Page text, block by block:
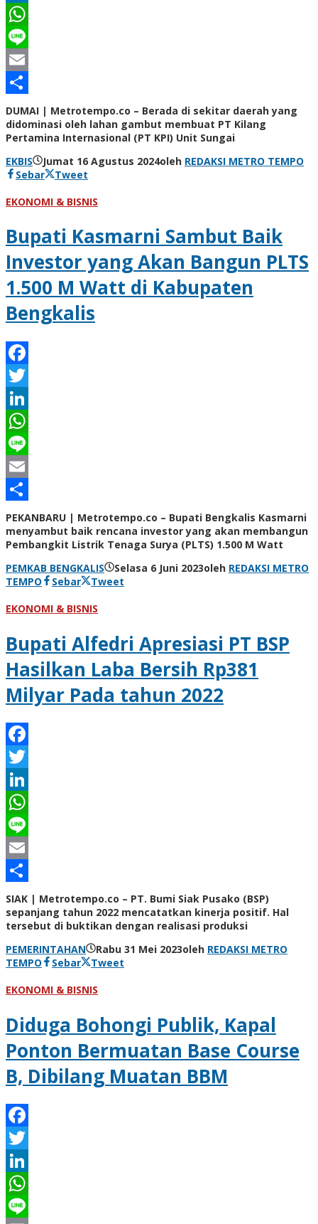
LinkedIn
WhatsApp
Line
Email
Share
DUMAI | Metrotempo.co – Berada di sekitar daerah yang
didominasi oleh lahan gambut membuat PT Kilang
Pertamina Internasional (PT KPI) Unit Sungai
EKBIS
Jumat 16 Agustus 2024oleh REDAKSI METRO TEMPO
Sebar
Tweet
EKONOMI & BISNIS
Bupati Kasmarni Sambut Baik
Investor yang Akan Bangun PLTS
1.500 M Watt di Kabupaten
Bengkalis
Facebook
Twitter
LinkedIn
WhatsApp
Line
Email
Share
PEKANBARU | Metrotempo.co – Bupati Bengkalis Kasmarni
menyambut baik rencana investor yang akan membangun
Pembangkit Listrik Tenaga Surya (PLTS) 1.500 M Watt
PEMKAB BENGKALIS
Selasa 6 Juni 2023oleh REDAKSI METRO
TEMPO
Sebar
Tweet
EKONOMI & BISNIS
Bupati Alfedri Apresiasi PT BSP
Hasilkan Laba Bersih Rp381
Milyar Pada tahun 2022
Facebook
Twitter
LinkedIn
WhatsApp
Line
Email
Share
SIAK | Metrotempo.co – PT. Bumi Siak Pusako (BSP)
sepanjang tahun 2022 mencatatkan kinerja positif. Hal
tersebut di buktikan dengan realisasi produksi
PEMERINTAHAN
Rabu 31 Mei 2023oleh REDAKSI METRO
TEMPO
Sebar
Tweet
EKONOMI & BISNIS
Diduga Bohongi Publik, Kapal
Ponton Bermuatan Base Course
B, Dibilang Muatan BBM
Facebook
Twitter
LinkedIn
WhatsApp